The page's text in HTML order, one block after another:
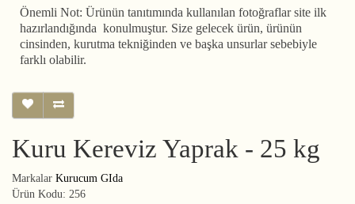
Önemli Not: Ürünün tanıtımında kullanılan fotoğraflar site ilk
hazırlandığında konulmuştur. Size gelecek ürün, ürünün
cinsinden, kurutma tekniğinden ve başka unsurlar sebebiyle
farklı olabilir.
Kuru Kereviz Yaprak - 25 kg
Markalar Kurucum GIda
Ürün Kodu: 256